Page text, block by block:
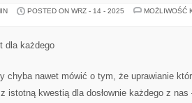
POSTED ON WRZ - 14 - 2025
MOŻLIWOŚĆ
dla każdego
chyba nawet mówić o tym, że uprawianie
istotną kwestią dla dosłownie każdego z nas